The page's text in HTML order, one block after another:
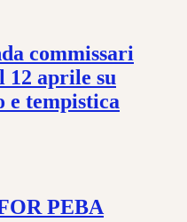
commissari
12 aprile su
e tempistica
PEBA